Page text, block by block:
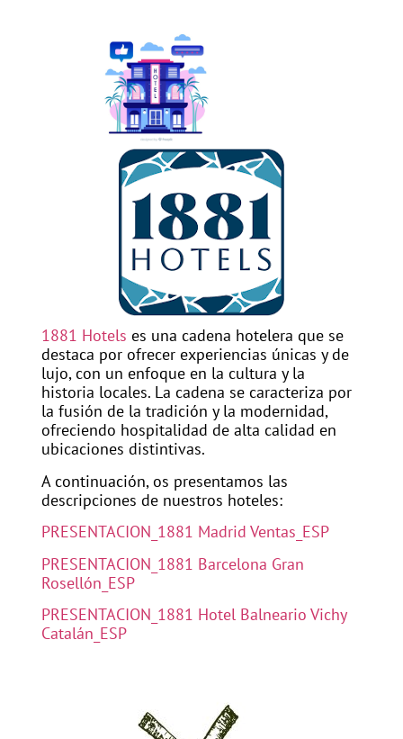
1881 Hotels es una cadena hotelera que se
destaca por ofrecer experiencias únicas y de
lujo, con un enfoque en la cultura y la
historia locales. La cadena se caracteriza por
la fusión de la tradición y la modernidad,
ofreciendo hospitalidad de alta calidad en
ubicaciones distintivas.
A continuación, os presentamos las
descripciones de nuestros hoteles:
PRESENTACION_1881 Madrid Ventas_ESP
PRESENTACION_1881 Barcelona Gran
Rosellón_ESP
PRESENTACION_1881 Hotel Balneario Vichy
Catalán_ESP